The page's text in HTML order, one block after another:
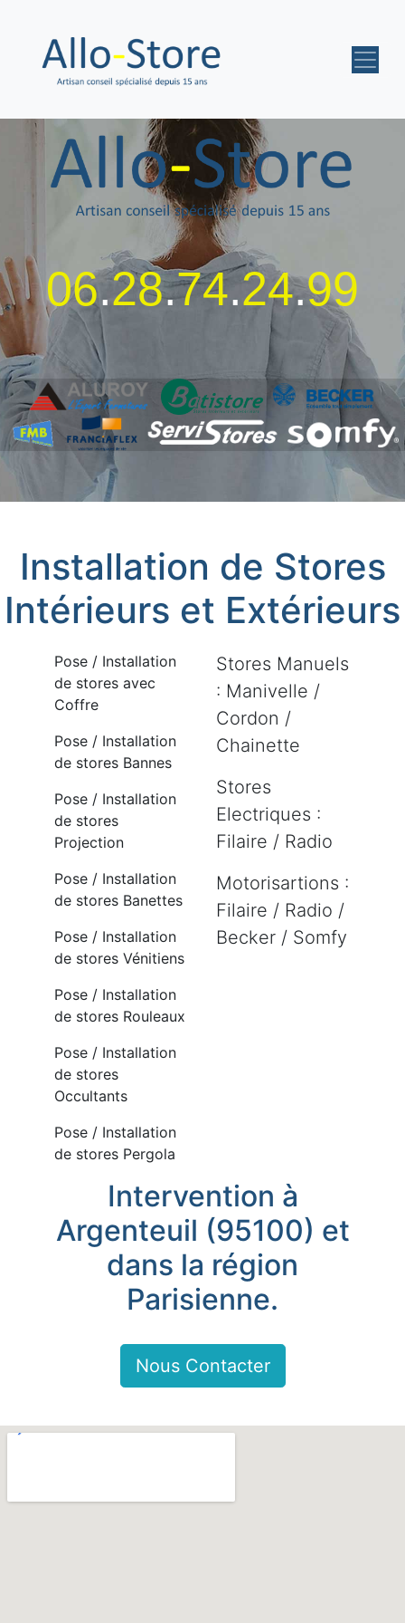
06.28.74.24.99
Installation de Stores
Intérieurs et Extérieurs
Pose / Installation
de stores avec
Coffre
Pose / Installation
de stores Bannes
Pose / Installation
de stores
Projection
Pose / Installation
de stores Banettes
Pose / Installation
de stores Vénitiens
Pose / Installation
de stores Rouleaux
Pose / Installation
de stores
Occultants
Pose / Installation
de stores Pergola
Stores Manuels
: Manivelle /
Cordon /
Chainette
Stores
Electriques :
Filaire / Radio
Motorisartions :
Filaire / Radio /
Becker / Somfy
Intervention à
Argenteuil (95100) et
dans la région
Parisienne.
Nous Contacter